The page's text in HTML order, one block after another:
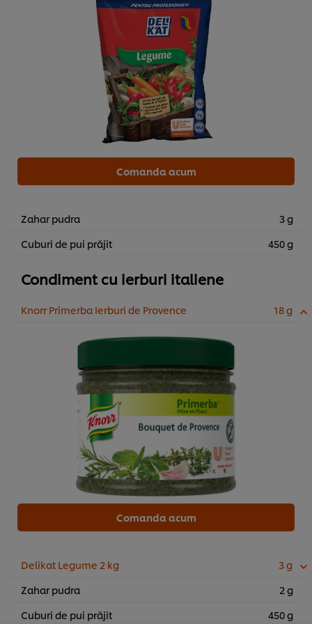
Comanda acum
Zahar pudra
3 g
Cuburi de pui prăjit
450 g
Condiment cu ierburi italiene
Knorr Primerba Ierburi de Provence 18 g
Comanda acum
Delikat Legume 2 kg
3 g
Zahar pudra
2 g
Cuburi de pui prăjit
450 g
îmbunătăți experiența ta pe site-ul nostru. Modulele
opțiuni (de exmplu îți poți salva “coșul de cumpărături”),
(pentru Facebook, Instagram etc.) și posibilitatea de a